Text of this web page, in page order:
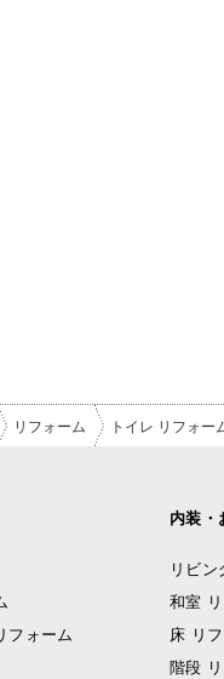
リフォーム トイレ リフォー
フォーム
内装・
リビ
和室
床 リ
階段